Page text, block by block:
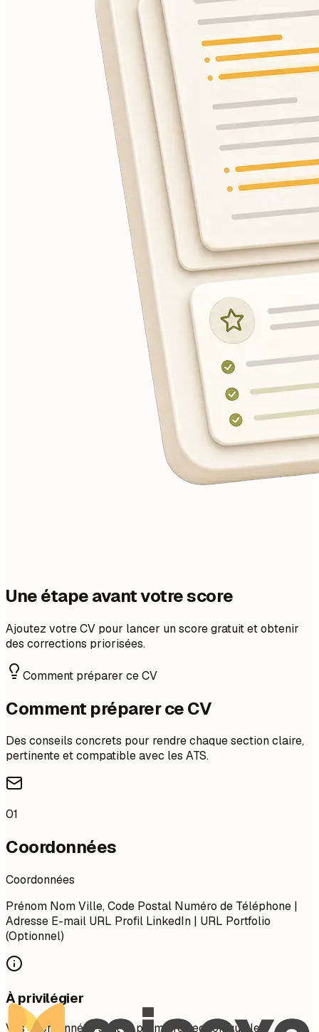
Une étape avant votre score
Ajoutez votre CV pour lancer un score gratuit et obtenir
des corrections priorisées.
Comment préparer ce CV
Comment préparer ce CV
Des conseils concrets pour rendre chaque section claire,
pertinente et compatible avec les ATS.
01
Coordonnées
Coordonnées
Prénom Nom Ville, Code Postal Numéro de Téléphone |
Adresse E-mail URL Profil LinkedIn | URL Portfolio
(Optionnel)
À privilégier
Vos coordonnées sont la première section que les